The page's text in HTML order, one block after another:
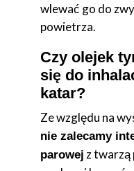
wlewać go do
powietrza.
Czy olejek
się do
katar?
Ze względu na
nie zalecamy
parowej z twarzą